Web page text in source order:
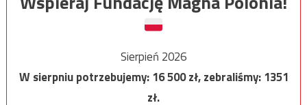
Sierpień 2026
W sierpniu potrzebujemy:16 500zł, zebraliśmy:1351
zł.